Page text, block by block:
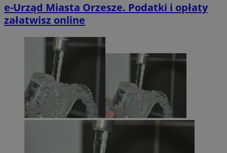
e-Urząd Miasta Orzesze. Podatki i opłaty
załatwisz online